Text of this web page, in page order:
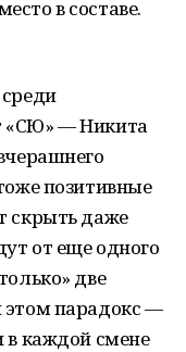
в составе.
«СЮ» — Никита
позитивные
скрыть даже
от еще одного
две
этом парадокс —
в каждой смене